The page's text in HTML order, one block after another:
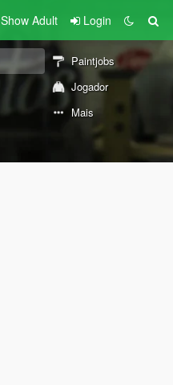
Show Adult Login
Paintjobs
Jogador
Mais